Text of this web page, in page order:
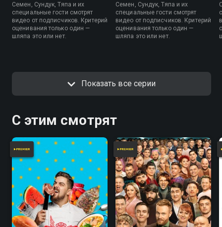
Семен, Сундук, Тяпа и их
специальные гости смотрят
видео от подписчиков. Критерий
оценивания только один —
шляпа это или нет.
Семен, Сундук, Тяпа и их
специальные гости смотрят
видео от подписчиков. Критерий
оценивания только один —
шляпа это или нет.
Показать все серии
С этим смотрят